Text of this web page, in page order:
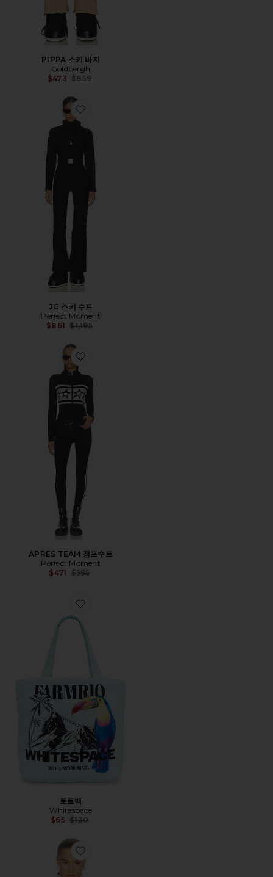
PIPPA 스키 바지
Goldbergh
$473 Previous price:
$859
Favorite JG 스키 수트
JG 스키 수트
Perfect Moment
$861 Previous price:
$1,195
Favorite APRES TEAM 점프수트
APRES TEAM 점프수트
Perfect Moment
$471 Previous price:
$595
Favorite 토트백
토트백
Whitespace
$65 Previous price:
$130
Favorite GLACIER 터틀넥 스웨터